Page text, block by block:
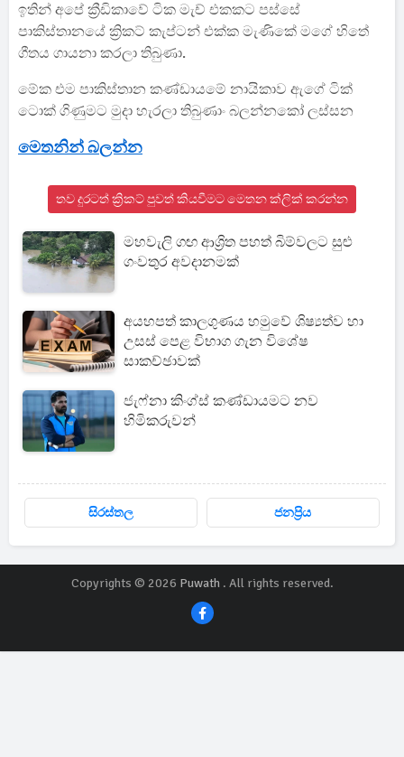
ඉතින් අපේ ක්‍රීඩිකාවේ ටික මැච් එකකට පස්සේ
පාකිස්තානයේ ක්‍රිකට් කැප්ටන් එක්ක මැණිකේ මගේ හිතේ
ගීතය ගායනා කරලා තිබුණා.
මේක එම පාකිස්තාන කණ්ඩායමේ නායිකාව ඇගේ ටික්
ටොක් ගිණුමට මුදා හැරලා තිබුණාං බලන්නකෝ ලස්සන
මෙතනින් බලන්න
තව දුරටත් ක්‍රිකට් පුවත් කියවීමට මෙතන ක්ලික් කරන්න
මහවැලි ගඟ ආශ්‍රිත පහත් බිම්වලට සුළු
ගංවතුර අවදානමක්
අයහපත් කාලගුණය හමුවේ ශිෂ්‍යත්ව හා
උසස් පෙළ විභාග ගැන විශේෂ
සාකච්ඡාවක්
ජැෆ්නා කිංග්ස් කණ්ඩායමට නව
හිමිකරුවන්
සිරස්තල ජනප්‍රිය
Copyrights © 2026 Puwath. All rights reserved.